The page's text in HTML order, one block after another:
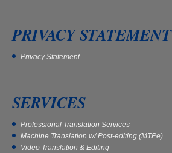
PRIVACY STATEMENT
Privacy Statement
SERVICES
Professional Translation Services
Machine Translation w/ Post-editing (MTPe)
Video Translation & Editing